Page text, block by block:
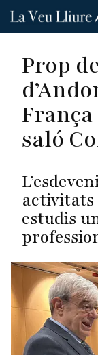
Vés
Prop
saló
activitats
estudis